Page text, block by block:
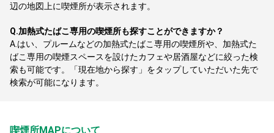
辺の地図上に喫煙所が表示されます。
Q.加熱式たばこ専用の喫煙所も探すことができますか？
A. はい、プルームなどの加熱式たばこ専用の喫煙所や、加熱式た
ばこ専用の喫煙スペースを設けたカフェや居酒屋などに絞った検
索も可能です。「現在地から探す」をタップしていただいた先で
検索が可能になります。
喫煙所MAPについて